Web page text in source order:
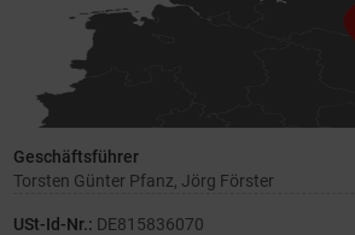
Geschäftsführer
Torsten Günter Pfanz, Jörg Förster
USt-Id-Nr.: DE815836070